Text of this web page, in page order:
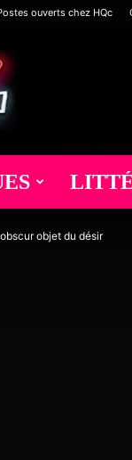
ouverts chez HQc
objet du désir